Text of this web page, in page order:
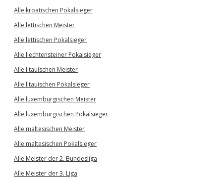
Alle kroatischen Pokalsieger
Alle lettischen Meister
Alle lettischen Pokalsieger
Alle liechtensteiner Pokalsieger
Alle litauischen Meister
Alle litauischen Pokalsieger
Alle luxemburgischen Meister
Alle luxemburgischen Pokalsieger
Alle maltesischen Meister
Alle maltesischen Pokalsieger
Alle Meister der 2. Bundesliga
Alle Meister der 3. Liga